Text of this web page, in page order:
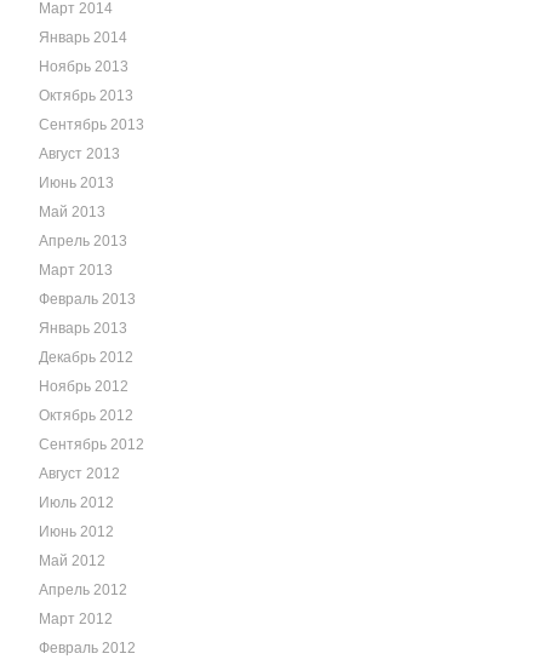
Март 2014
Январь 2014
Ноябрь 2013
Октябрь 2013
Сентябрь 2013
Август 2013
Июнь 2013
Май 2013
Апрель 2013
Март 2013
Февраль 2013
Январь 2013
Декабрь 2012
Ноябрь 2012
Октябрь 2012
Сентябрь 2012
Август 2012
Июль 2012
Июнь 2012
Май 2012
Апрель 2012
Март 2012
Февраль 2012